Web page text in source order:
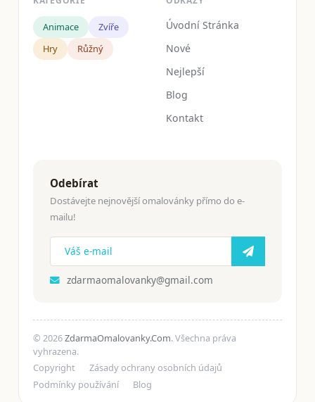
Animace
Zvíře
Hry
Růžný
Úvodní Stránka
Nové
Nejlepší
Blog
Kontakt
Odebírat
Dostávejte nejnovější omalovánky přímo do e-
mailu!
zdarmaomalovanky@gmail.com
© 2026ZdarmaOmalovanky.Com. Všechna práva
vyhrazena.
Copyright
Zásady ochrany osobních údajů
Podmínky používání
Blog